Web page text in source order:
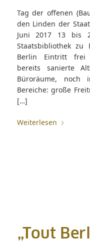
Tag der offenen
den Linden der
Juni 2017 13 bis
Staatsbibliothek
Berlin Eintritt frei
bereits sanierte
Büroräume, noch
Bereiche: große
[…]
Weiterlesen
„Tout